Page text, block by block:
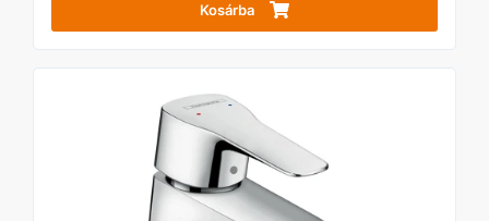
Kosárba